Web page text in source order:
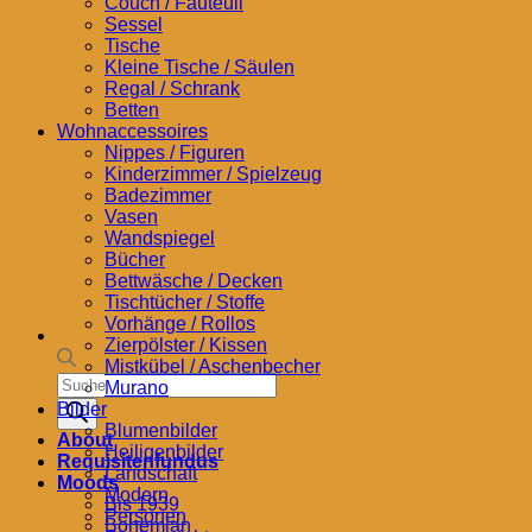
Products
search
About
Requisitenfundus
Moods
Bis 1939
Bohemian
Sessel
Tische
Kleine Tische / Säulen
Regal / Schrank
Betten
Wohnaccessoires
Nippes / Figuren
Kinderzimmer / Spielzeug
Badezimmer
Vasen
Wandspiegel
Bücher
Bettwäsche / Decken
Tischtücher / Stoffe
Vorhänge / Rollos
Zierpölster / Kissen
Mistkübel / Aschenbecher
Murano
Bilder
Blumenbilder
Heiligenbilder
Landschaft
Modern
Personen